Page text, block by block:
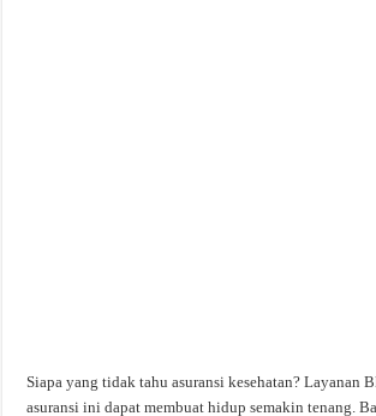
Siapa yang tidak tahu asuransi kesehatan? Layanan
asuransi ini dapat membuat hidup semakin tenang.